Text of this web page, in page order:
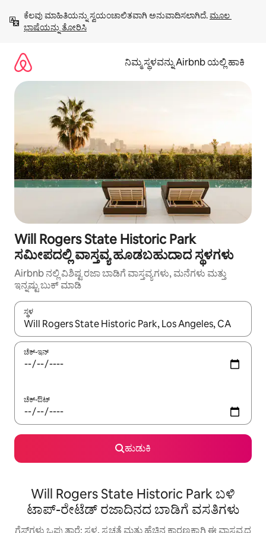
ಹೋಗಿ
ಕೆಲವು ಮಾಹಿತಿಯನ್ನು ಸ್ವಯಂಚಾಲಿತವಾಗಿ ಅನುವಾದಿಸಲಾಗಿದೆ. ಮೂಲ
ಭಾಷೆಯನ್ನು ತೋರಿಸಿ
ನಿಮ್ಮ ಸ್ಥಳವನ್ನು Airbnb ಯಲ್ಲಿ ಹಾಕಿ
Will Rogers State Historic Park
ಸಮೀಪದಲ್ಲಿ ವಾಸ್ತವ್ಯ ಹೂಡಬಹುದಾದ ಸ್ಥಳಗಳು
Airbnb ನಲ್ಲಿ ವಿಶಿಷ್ಟ ರಜಾ ಬಾಡಿಗೆ ವಾಸ್ತವ್ಯಗಳು, ಮನೆಗಳು ಮತ್ತು
ಇನ್ನಷ್ಟು ಬುಕ್ ಮಾಡಿ
ಸ್ಥಳ
ಫಲಿತಾಂಶಗಳು ಲಭ್ಯವಿರುವಾಗ, ಅಪ್ ಮತ್ತು ಡೌನ್ ಬಾಣದ ಕೀಲಿಗಳೊಂದಿಗೆ
ಚೆಕ್-ಇನ್
ಚೆಕ್-ಔಟ್
ಹುಡುಕಿ
Will Rogers State Historic Park ಬಳಿ
ಟಾಪ್-ರೇಟೆಡ್ ರಜಾದಿನದ ಬಾಡಿಗೆ ವಸತಿಗಳು
ಗೆಸ್ಟ್‌ಗಳು ಒಪ್ಪುತ್ತಾರೆ: ಸ್ಥಳ, ಸ್ವಚ್ಛತೆ ಮತ್ತು ಹೆಚ್ಚಿನ ಕಾರಣಕ್ಕಾಗಿ ಈ ವಾಸ್ತವ್ಯದ